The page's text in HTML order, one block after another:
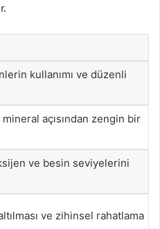
kullanımı ve düzenli
açısından zengin bir
ve besin seviyelerini
ve zihinsel rahatlama